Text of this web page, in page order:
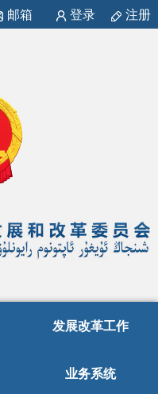
邮箱 登录 注册
发展改革工作
业务系统